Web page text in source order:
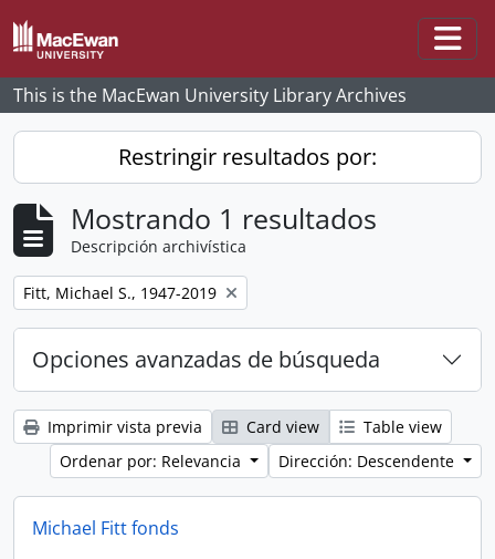
Skip to main content
This is the MacEwan University Library Archives
Restringir resultados por:
Mostrando 1 resultados
Descripción archivística
Remove filter:
Fitt, Michael S., 1947-2019
Opciones avanzadas de búsqueda
Imprimir vista previa Card view
Table view
Ordenar por: Relevancia
Dirección: Descendente
Michael Fitt fonds